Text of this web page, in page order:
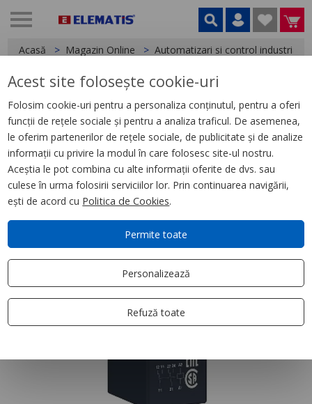
Acasă Magazin Online Automatizari si control industrial
< Relee
Releu de Interfata, Zelio Rsb, 2
C/O, 24 V C.C., 8 A
Acest site folosește cookie-uri
Folosim cookie-uri pentru a personaliza conținutul, pentru a oferi
funcții de rețele sociale și pentru a analiza traficul. De asemenea,
le oferim partenerilor de rețele sociale, de publicitate și de analize
informații cu privire la modul în care folosesc site-ul nostru.
Aceștia le pot combina cu alte informații oferite de dvs. sau
culese în urma folosirii serviciilor lor. Prin continuarea navigării,
ești de acord cu Politica de Cookies.
Permite toate
Personalizează
Refuză toate